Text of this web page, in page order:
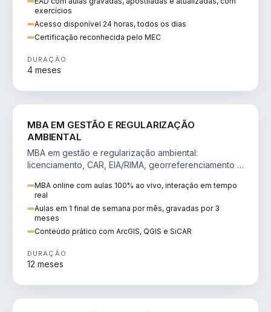
exercícios
Acesso disponível 24 horas, todos os dias
Certificação reconhecida pelo MEC
DURAÇÃO
4 meses
MBA EM GESTÃO E REGULARIZAÇÃO
AMBIENTAL
MBA em gestão e regularização ambiental:
licenciamento, CAR, EIA/RIMA, georreferenciamento e
MBA online com aulas 100% ao vivo, interação em tempo
real
Aulas em 1 final de semana por mês, gravadas por 3
meses
Conteúdo prático com ArcGIS, QGIS e SiCAR
DURAÇÃO
12 meses